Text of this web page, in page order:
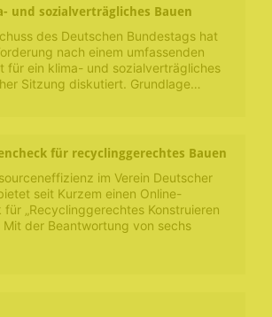
und sozialverträgliches Bauen
des Deutschen Bundestags hat
nach einem umfassenden
für ein klima- und sozialverträgliches
Sitzung diskutiert. Grundlage…
für recyclinggerechtes Bauen
im Verein Deutscher
seit Kurzem einen Online-
für „Recyclinggerechtes Konstruieren
Mit der Beantwortung von sechs